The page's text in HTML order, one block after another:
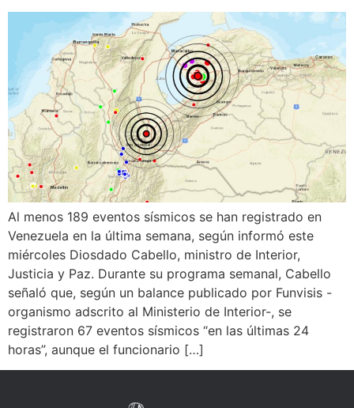
Al menos 189 eventos sísmicos se han registrado en
Venezuela en la última semana, según informó este
miércoles Diosdado Cabello, ministro de Interior,
Justicia y Paz. Durante su programa semanal, Cabello
señaló que, según un balance publicado por Funvisis -
organismo adscrito al Ministerio de Interior-, se
registraron 67 eventos sísmicos “en las últimas 24
horas”, aunque el funcionario […]